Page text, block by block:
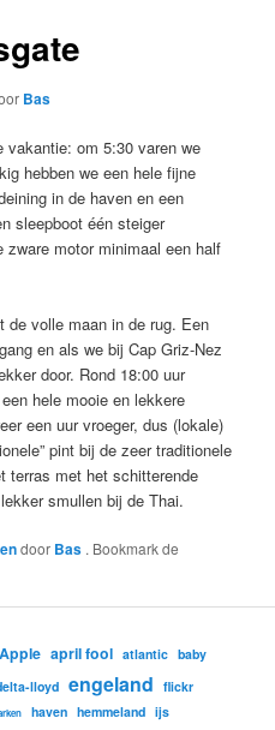
Bas
om 5:30 varen we
hebben we een hele fijne
in de haven en een
sleepboot één steiger
motor minimaal een half
de volle maan in de rug. Een
en als we bij Cap Griz-Nez
door. Rond 18:00 uur
hele mooie en lekkere
een uur vroeger, dus (lokale)
pint bij de zeer traditionele
terras met het schitterende
smullen bij de Thai.
door Bas . Bookmark de
Apple april fool atlantic baby
lloyd engeland flickr
haven hemmeland ijs